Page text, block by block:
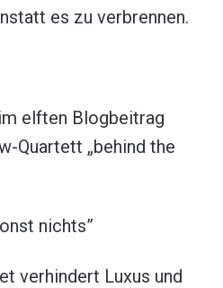
es zu verbrennen.
elften Blogbeitrag
Quartett „behind the
nichts”
verhindert Luxus und